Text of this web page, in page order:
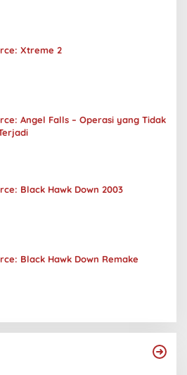
Xtreme 2
Angel Falls – Operasi yang Tidak
Black Hawk Down 2003
Black Hawk Down Remake